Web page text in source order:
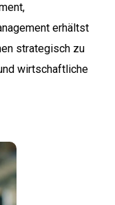
erhältst
strategisch zu
wirtschaftliche